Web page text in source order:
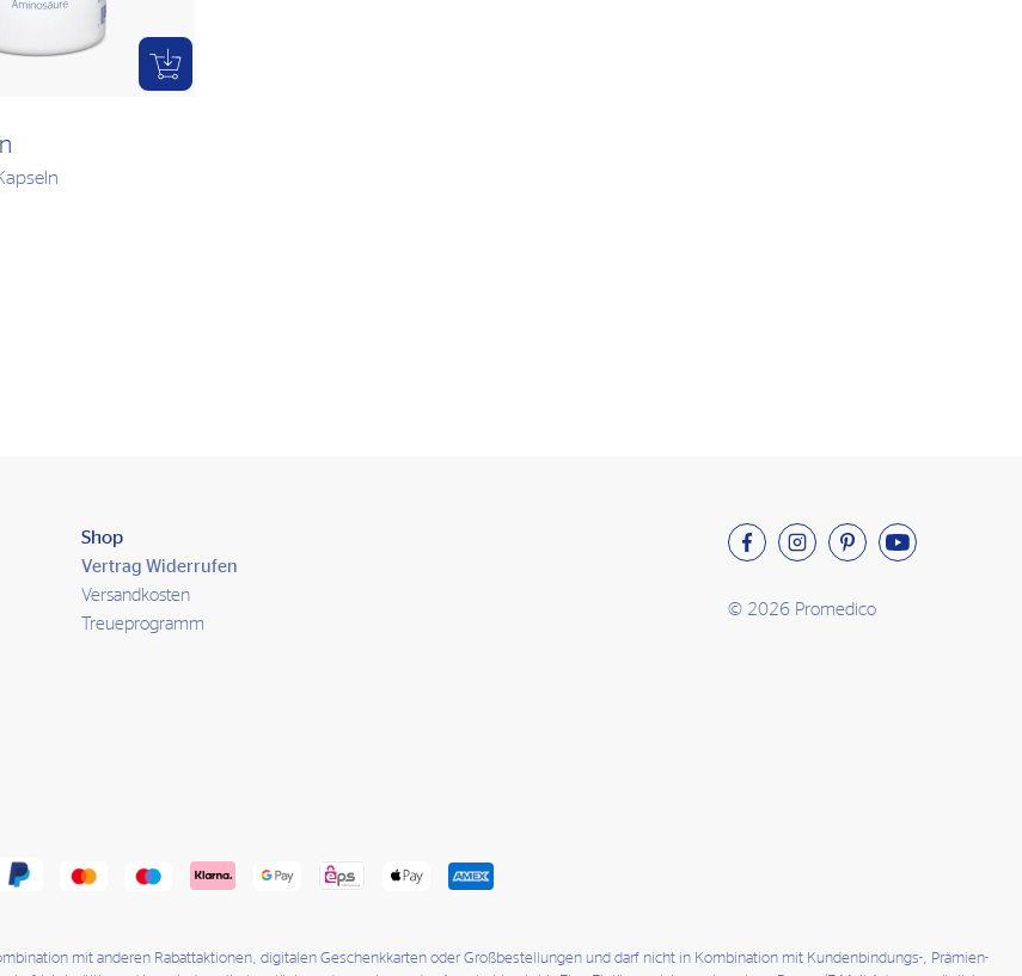
Shop
Vertrag Widerrufen
Versandkosten
Treueprogramm
© 2026 Promedico
mit anderen Rabattaktionen, digitalen Geschenkkarten oder Großbestellungen und darf nicht in Kombination mit Kundenbindungs-, Prämien-